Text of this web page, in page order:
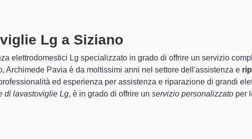
Lg A Siziano
Pavia sono in grado di garantire al cliente esperienza
e lariparazione della tua lavastoviglie Lg a Siziano, mediante
di Archimede Pavia sono in grado di fornire interventi di diverse
e durare a lungo nel tempo.